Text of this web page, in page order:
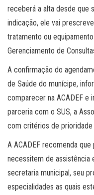
receberá a alta desde que
indicação, ele vai
tratamento ou
Gerenciamento de
A confirmação do
de Saúde do munícipe,
comparecer na ACADEF e
parceria com o SUS, a
com critérios de prioridade
A ACADEF recomenda
necessitem de assistência
secretaria municipal, seu
especialidades as quais